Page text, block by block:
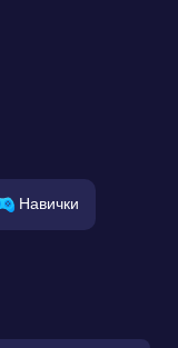
Навички